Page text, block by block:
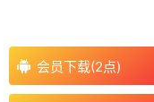
会员下载(2点)